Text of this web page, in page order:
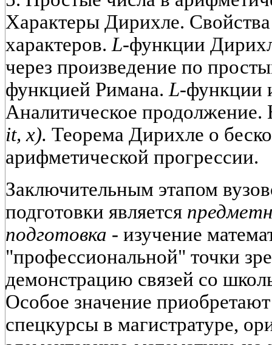
Характеры Дирихле.
характеров.L-функции
через произведение по
функцией Римана.L-функции
Аналитическое
it, x). Теорема Дирихле о
арифметической прогрессии.
Заключительным этапом
подготовки является
подготовка - изучение
"профессиональной" точки
демонстрацию связей со
Особое значение
спецкурсы в магистратуре,